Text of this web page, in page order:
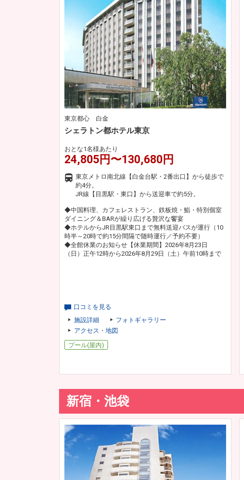
東京都心 白金
シェラトン都ホテル東京
おとな1名様あたり
24,805円〜130,680円
東京メトロ南北線【白金台駅・2番出口】から徒歩で
約4分。
JR線【目黒駅・東口】から送迎車で約5分。
◆中国料理、カフェレストラン、鉄板焼・鮨・特別個室
ダイニング＆BARが繰り広げる贅沢な饗宴
◆ホテルからJR目黒駅東口まで無料送迎バスが運行（10
時半～20時で約15分間隔で随時運行／予約不要）
◆全館休業のお知らせ【休業期間】2026年8月23日
（日）正午12時から2026年8月29日（土）午前10時まで
口コミを見る
施設詳細
フォトギャラリー
アクセス・地図
プール(屋内)
新宿・池袋